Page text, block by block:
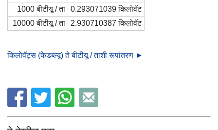
1000 बीटीयू / ता
0.293071039 किलोवॅट
10000 बीटीयू / ता
2.930710387 किलोवॅट
किलोवॅट्स (केडब्ल्यू) ते बीटीयू / ताशी रूपांतरण ►